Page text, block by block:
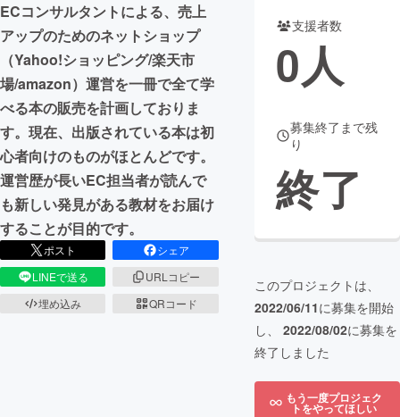
まちづくり・地域活性化
CAMPFIRE for Social Good
CAMPFIRE Creation
CAMPFIREふるさと納税
ECコンサルタントによる、売上
アップのためのネットショップ
（Yahoo!ショッピング/楽天市
場/amazon）運営を一冊で全て学
べる本の販売を計画しておりま
す。現在、出版されている本は初
心者向けのものがほとんどです。
運営歴が長いEC担当者が読んで
も新しい発見がある教材をお届け
することが目的です。
ポスト
シェア
LINEで送る
URLコピー
埋め込み
QRコード
支援者数
0人
募集終了まで残
り
終了
このプロジェクトは、
2022/06/11に募集を開始
し、 2022/08/02に募集を
終了しました
もう一度プロジェク
トをやってほしい